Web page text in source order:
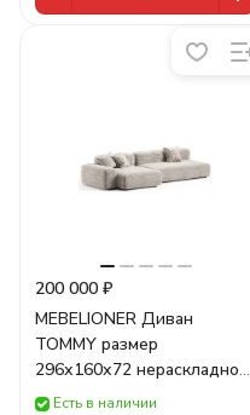
200 000 ₽
MEBELIONER Диван
TOMMY размер
296х160х72 нераскладной
бежевый
Есть в наличии